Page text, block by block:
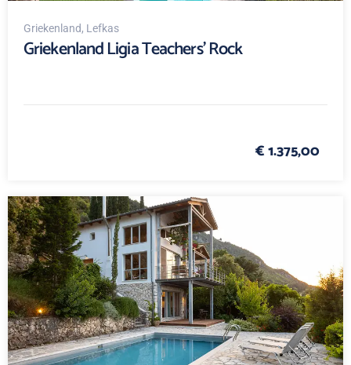
Griekenland, Lefkas
Griekenland Ligia Teachers' Rock
€ 1.375,00